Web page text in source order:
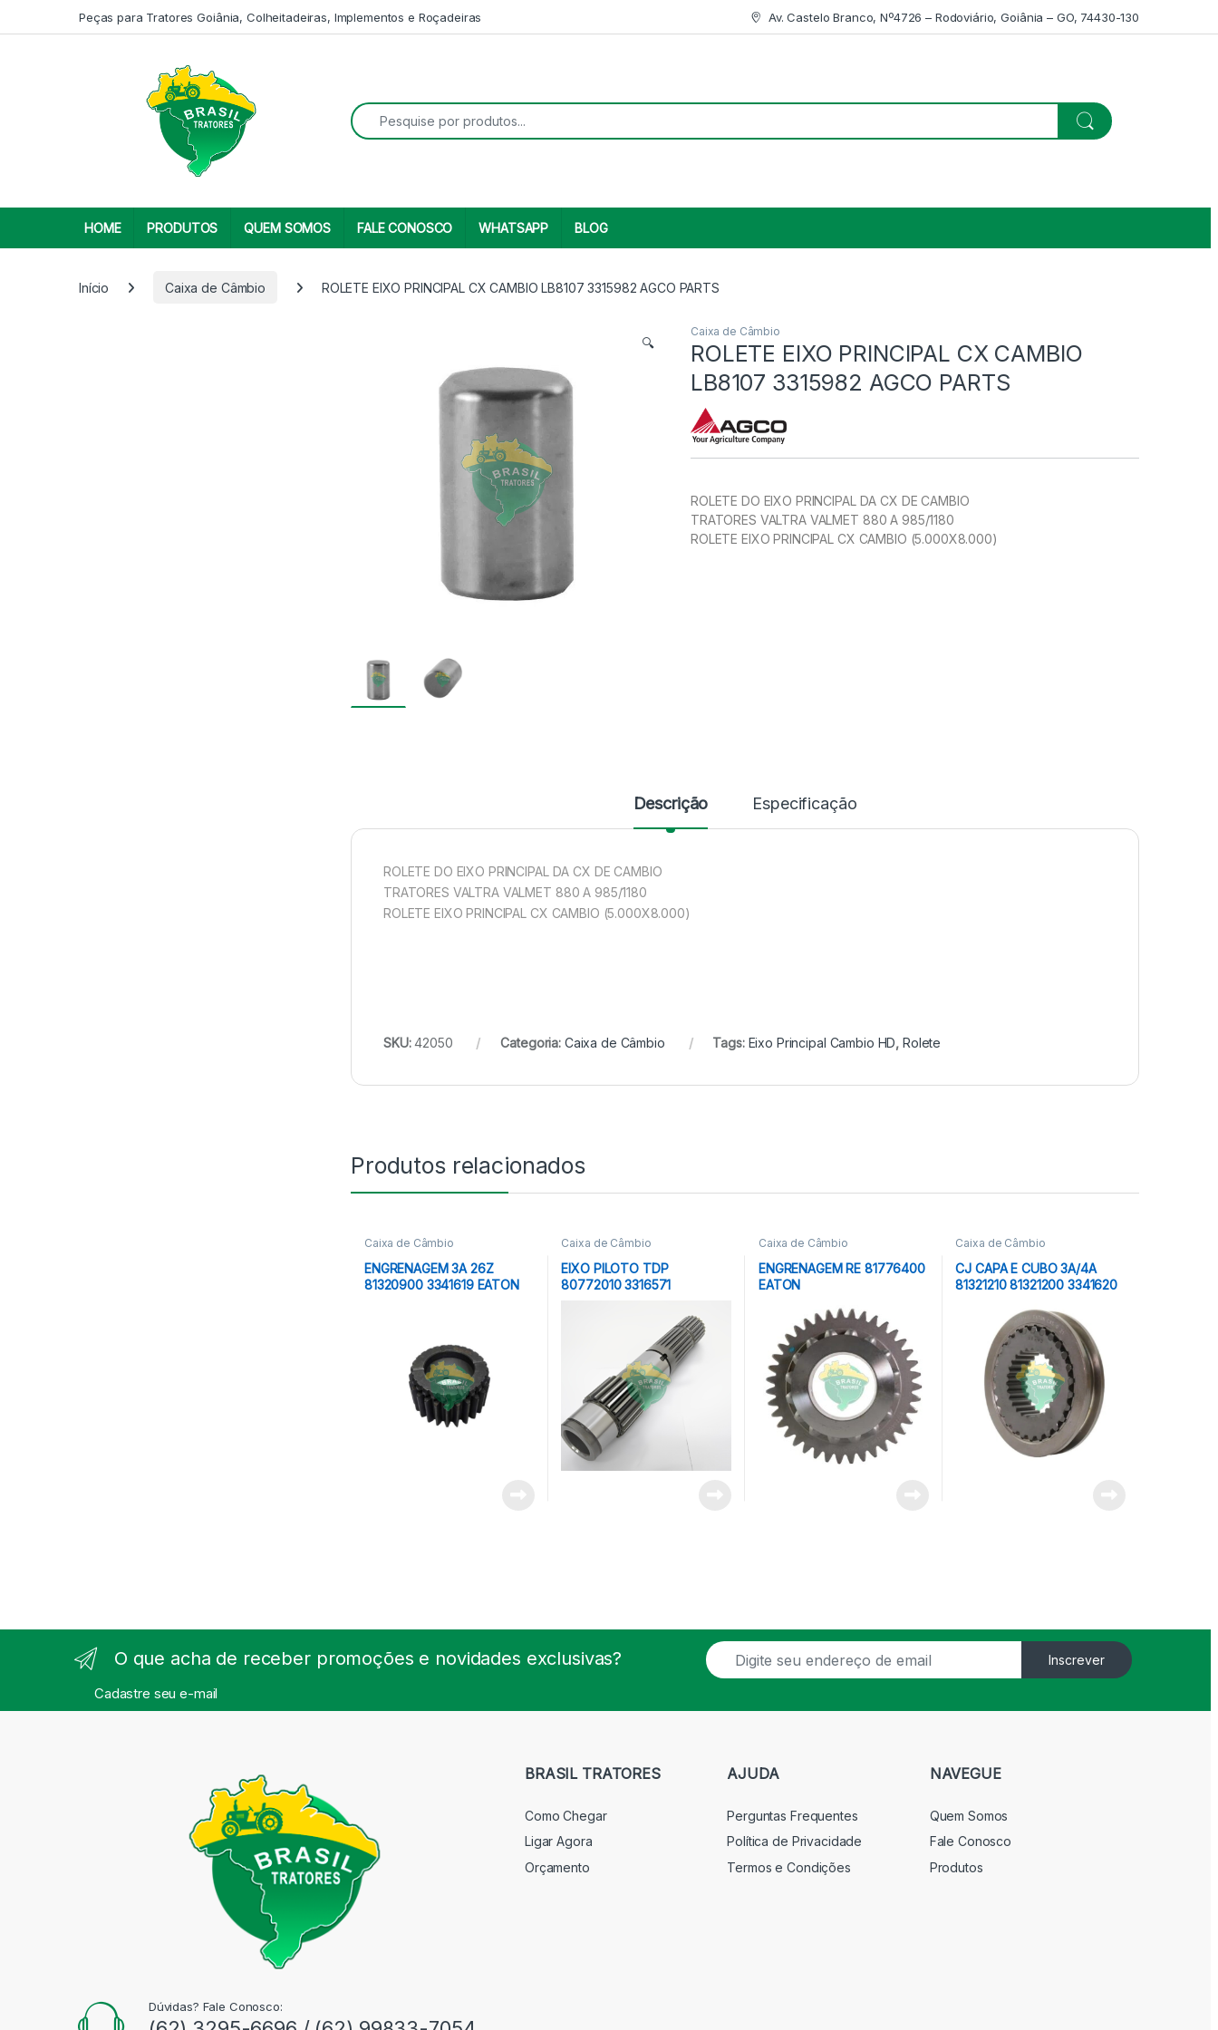
Peças para Tratores Goiânia, Colheitadeiras, Implementos e Roçadeiras Av. Castelo Branco, Nº4726 – Rodoviário, Goiânia – GO, 74430-130
Search for:
HOME PRODUTOS QUEM SOMOS FALE CONOSCO WHATSAPP BLOG
Início Caixa de Câmbio ROLETE EIXO PRINCIPAL CX CAMBIO LB8107 3315982 AGCO PARTS
🔍
Caixa de Câmbio
ROLETE EIXO PRINCIPAL CX CAMBIO
LB8107 3315982 AGCO PARTS
ROLETE DO EIXO PRINCIPAL DA CX DE CAMBIO
TRATORES VALTRA VALMET 880 A 985/1180
ROLETE EIXO PRINCIPAL CX CAMBIO (5.000X8.000)
Descrição Especificação
ROLETE DO EIXO PRINCIPAL DA CX DE CAMBIO
TRATORES VALTRA VALMET 880 A 985/1180
ROLETE EIXO PRINCIPAL CX CAMBIO (5.000X8.000)
SKU:42050 Categoria: Caixa de Câmbio Tags: Eixo Principal Cambio HD, Rolete
Produtos relacionados
Caixa de Câmbio
ENGRENAGEM 3A 26Z
81320900 3341619 EATON
Caixa de Câmbio
EIXO PILOTO TDP
80772010 3316571
Caixa de Câmbio
ENGRENAGEM RE 81776400
EATON
Caixa de Câmbio
CJ CAPA E CUBO 3A/4A
81321210 81321200 3341620
O que acha de receber promoções e novidades exclusivas?
Cadastre seu e-mail
E
m
Inscrever
Dúvidas? Fale Conosco:
BRASIL TRATORES
Como Chegar
Ligar Agora
Orçamento
AJUDA
Perguntas Frequentes
Política de Privacidade
Termos e Condições
NAVEGUE
Quem Somos
Fale Conosco
Produtos